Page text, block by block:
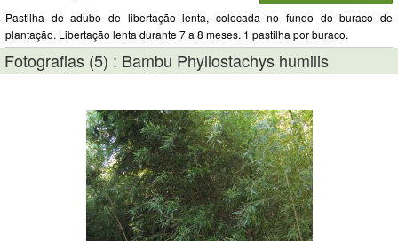
Pastilha de adubo de libertação lenta, colocada no fundo do buraco de
plantação. Libertação lenta durante 7 a 8 meses. 1 pastilha por buraco.
Fotografias (5) : Bambu Phyllostachys humilis